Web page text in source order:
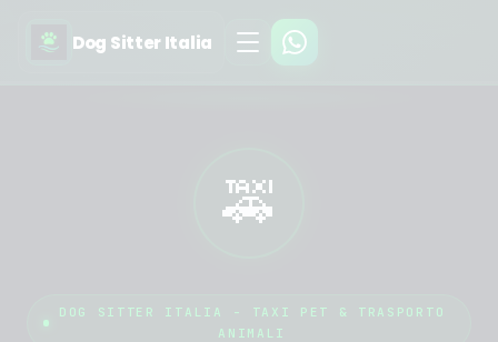
Dog Sitter Italia
🚕
DOG SITTER ITALIA - TAXI PET & TRASPORTO
ANIMALI